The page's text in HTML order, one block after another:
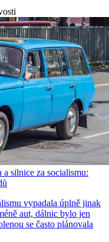
silnice za socialismu:
vypadala úplně jinak
aut, dálnic bylo jen
se často plánovala